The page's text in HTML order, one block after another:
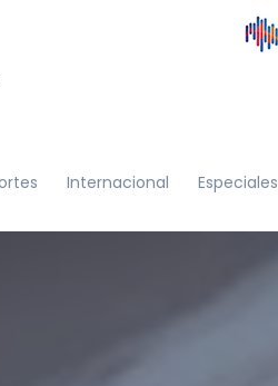
Internacional Especiales